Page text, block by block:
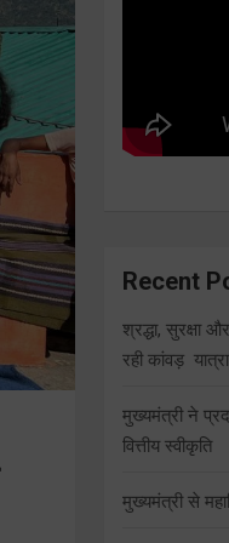
Recent
श्रद्धा, सुरक्षा
रही कांवड़ यात्रा
मुख्यमंत्री ने
वित्तीय स्वीकृति
मुख्यमंत्री से